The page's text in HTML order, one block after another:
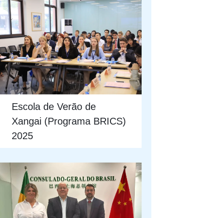
Escola de Verão de
Xangai (Programa BRICS)
2025